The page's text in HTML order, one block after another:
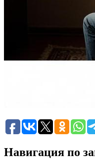
Навигация по